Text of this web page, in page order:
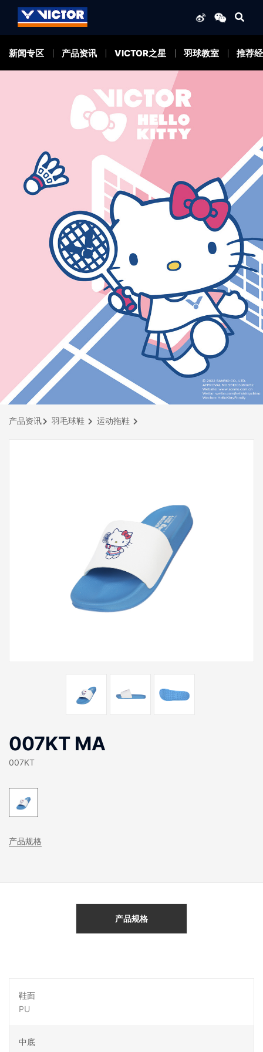
新闻专区 产品资讯 VICTOR之星 羽球教室 推荐
产品资讯 羽毛球鞋 运动拖鞋
007KT MA
007KT
产品规格
产品规格
鞋面
PU
中底